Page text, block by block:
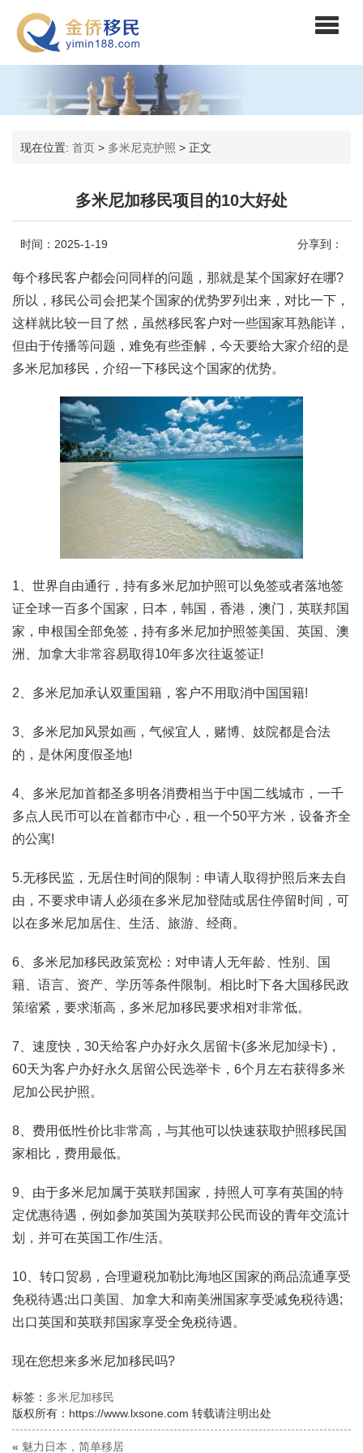
现在位置: 首页 > 多米尼克护照 > 正文
多米尼加移民项目的10大好处
时间：2025-1-19 分享到：
每个移民客户都会问同样的问题，那就是某个国家好在哪?
所以，移民公司会把某个国家的优势罗列出来，对比一下，
这样就比较一目了然，虽然移民客户对一些国家耳熟能详，
但由于传播等问题，难免有些歪解，今天要给大家介绍的是
多米尼加移民，介绍一下移民这个国家的优势。
1、世界自由通行，持有多米尼加护照可以免签或者落地签
证全球一百多个国家，日本，韩国，香港，澳门，英联邦国
家，申根国全部免签，持有多米尼加护照签美国、英国、澳
洲、加拿大非常容易取得10年多次往返签证!
2、多米尼加承认双重国籍，客户不用取消中国国籍!
3、多米尼加风景如画，气候宜人，赌博、妓院都是合法
的，是休闲度假圣地!
4、多米尼加首都圣多明各消费相当于中国二线城市，一千
多点人民币可以在首都市中心，租一个50平方米，设备齐全
的公寓!
5.无移民监，无居住时间的限制：申请人取得护照后来去自
由，不要求申请人必须在多米尼加登陆或居住停留时间，可
以在多米尼加居住、生活、旅游、经商。
6、多米尼加移民政策宽松：对申请人无年龄、性别、国
籍、语言、资产、学历等条件限制。相比时下各大国移民政
策缩紧，要求渐高，多米尼加移民要求相对非常低。
7、速度快，30天给客户办好永久居留卡(多米尼加绿卡)，
60天为客户办好永久居留公民选举卡，6个月左右获得多米
尼加公民护照。
8、费用低!性价比非常高，与其他可以快速获取护照移民国
家相比，费用最低。
9、由于多米尼加属于英联邦国家，持照人可享有英国的特
定优惠待遇，例如参加英国为英联邦公民而设的青年交流计
划，并可在英国工作/生活。
10、转口贸易，合理避税加勒比海地区国家的商品流通享受
免税待遇;出口美国、加拿大和南美洲国家享受减免税待遇;
出口英国和英联邦国家享受全免税待遇。
现在您想来多米尼加移民吗?
标签： 多米尼加移民
版权所有：https://www.lxsone.com 转载请注明出处
« 魅力日本，简单移居